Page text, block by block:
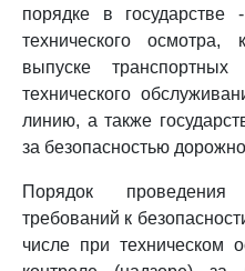
порядке в
технического
выпуске
технического
линию, а также
за безопасностью
Порядок
требований к
числе при техническом